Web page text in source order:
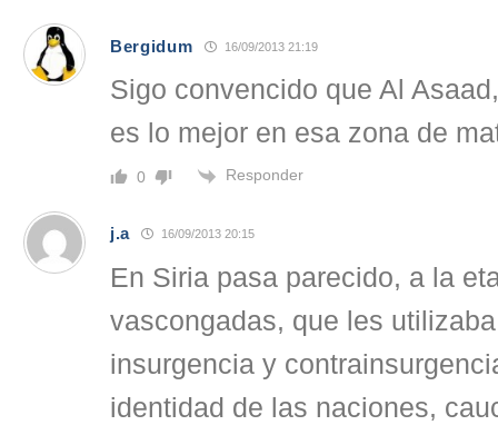
Bergidum 16/09/2013 21:19
Sigo convencido que Al
es lo mejor en esa zona de
0 Responder
j.a 16/09/2013 20:15
En Siria pasa parecido, a la
vascongadas, que les
insurgencia y
identidad de las naciones,